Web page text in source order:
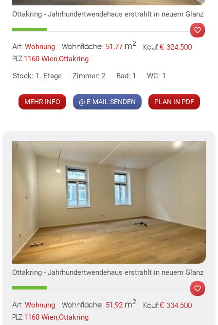
Ottakring - Jahrhundertwendehaus erstrahlt in neuem Glanz
Art: Wohnung Wohnfläche: 51,77 m2 Kauf:€ 324.500
PLZ:1160 Wien,Ottakring
Stock: 1. Etage
Zimmer: 2 Bad: 1 WC: 1
MEHR INFO @ E-MAIL SENDEN PLAN IN PDF
Ottakring - Jahrhundertwendehaus erstrahlt in neuem Glanz
Art: Wohnung Wohnfläche: 51,92 m2 Kauf:€ 334.500
PLZ:1160 Wien,Ottakring